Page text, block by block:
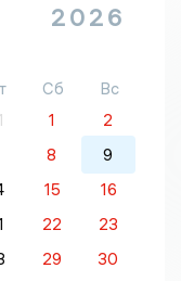
2026
Сб
Вс
1
2
8
9
15
16
22
23
29
30